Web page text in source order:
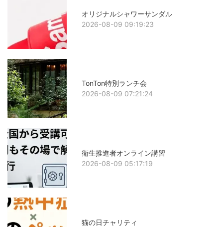
オリジナルシャワーサンダル
2026-08-09 09:19:23
TonTon特別ランチ会
2026-08-09 07:21:24
衛生推進者オンライン講習
2026-08-09 05:17:19
猫の日チャリティ